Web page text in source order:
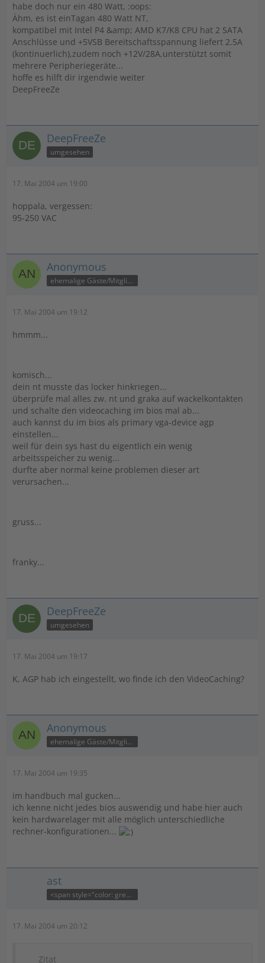
habe doch nur ein 480 Watt, :oops:
Ähm, es ist einTagan 480 Watt NT,
kompatibel mit Intel P4 &amp; AMD K7/K8 CPU hat 2 SATA
Anschlüsse und +5VSB Bereitschaftsspannung liefert 2.5A
(kontinuerlich),zudem noch +12V/28A,unterstützt somit
mehrere Peripheriegeräte...
hoffe es hilft dir irgendwie weiter
DeepFreeZe
DeepFreeZe
umgesehen
17. Mai 2004 um 19:00
hoppala, vergessen:
95-250 VAC
Anonymous
ehemalige Gäste/Mitglieder
17. Mai 2004 um 19:12
hmmm...
komisch...
dein nt musste das locker hinkriegen...
überprüfe mal alles zw. nt und graka auf wackelkontakten
und schalte den videocaching im bios mal ab...
auch kannst du im bios als primary vga-device agp
einstellen...
weil für dein sys hast du eigentlich ein wenig
arbeitsspeicher zu wenig...
durfte aber normal keine problemen dieser art
verursachen...
gruss...
franky...
DeepFreeZe
umgesehen
17. Mai 2004 um 19:17
K, AGP hab ich eingestellt, wo finde ich den VideoCaching?
Anonymous
ehemalige Gäste/Mitglieder
17. Mai 2004 um 19:35
im handbuch mal gucken...
ich kenne nicht jedes bios auswendig und habe hier auch
kein hardwarelager mit alle möglich unterschiedliche
rechner-konfigurationen...
ast
<span style="color: green;">Kleine Zweigstelle</span>
17. Mai 2004 um 20:12
Zitat